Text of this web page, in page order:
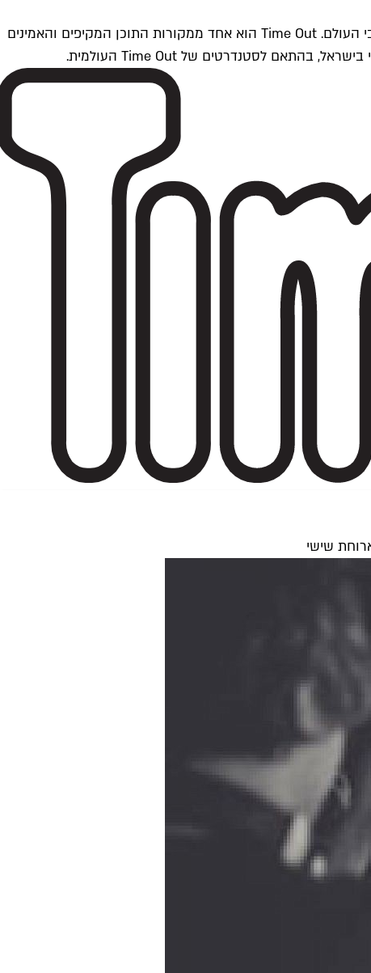
Time Outתל אביב הוא חלק מרשת Time Out Global — רשת מדיה בינלאומית הפועלת ב-360 ערים מרכזיות וב-60 מדינות ברחבי העולם. Time Out הוא אחד ממקורות התוכן המקיפים והאמינים
שישי